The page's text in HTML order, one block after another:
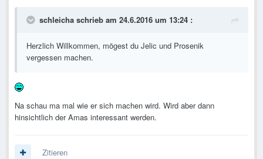
schleicha schrieb am 24.6.2016 um 13:24 :
Herzlich Willkommen, mögest du Jelic und Prosenik
vergessen machen.
Na schau ma mal wie er sich machen wird. Wird aber dann
hinsichtlich der Amas interessant werden.
Zitieren